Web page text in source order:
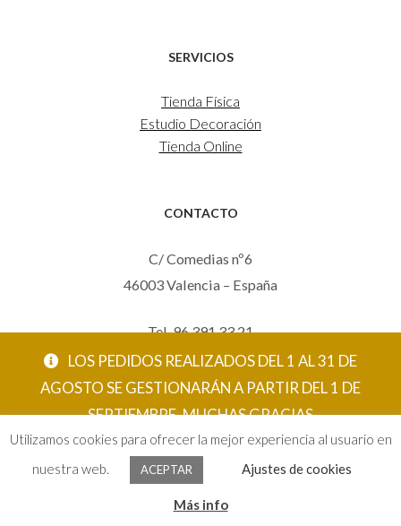
LOS PEDIDOS REALIZADOS DEL 1 AL 31 DE
AGOSTO SE GESTIONARÁN A PARTIR DEL 1 DE
SEPTIEMBRE. MUCHAS GRACIAS
ACEPTAR
SERVICIOS
Tienda Física
Estudio Decoración
Tienda Online
CONTACTO
C/ Comedias nº6
46003 Valencia – España
Tel. 96 391 33 21
Mov. 620 123 461
carola@eltallerdecarola.com
Utilizamos cookies para ofrecer la mejor experiencia al usuario en
nuestra web.
ACEPTAR Ajustes de cookies
Más info